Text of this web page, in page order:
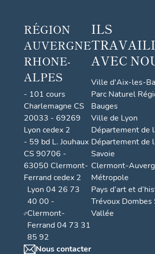
RÉGION
AUVERGNE
RHONE-
ALPES
- 101 cours
Charlemagne CS
20033 - 69269
Lyon cedex 2
- 59 bd L. Jouhaux
CS 90706 -
63050 Clermont-
Ferrand cedex 2
Lyon 04 26 73
40 00 -
Clermont-
Ferrand 04 73 31
85 92
Nous contacter
ILS
AVEC
Ville d'Aix-les-
Parc Naturel
Bauges
Ville de Lyon
Département de
Département de
Savoie
Clermont-
Métropole
Pays d’art et
Trévoux Dombes
Vallée